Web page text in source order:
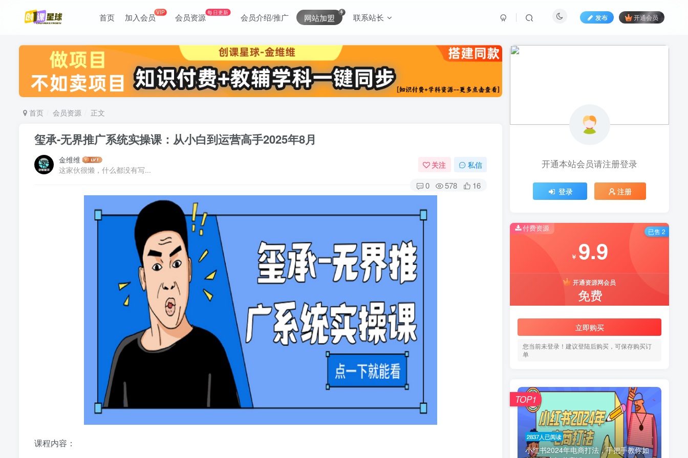
首页 加入会员VIP 会员资源 每日更新 会员介绍/推广 网站加盟 联系站长 发布 开通会员
首页 会员资源 正文
玺承-无界推广系统实操课：从小白到运营高手2025年8月
金维维
这家伙很懒，什么都没有写...
关注 私信
0 578 16
课程内容：
开通本站会员请注册登录
登录 注册
付费资源
￥ 9.9
开通资源网会员
免费
立即购买
您当前未登录！建议登陆后购买，可保存购买订
单
已售 2
2837人已阅读
小红书2024年电商打法，手把手教你如
TOP1